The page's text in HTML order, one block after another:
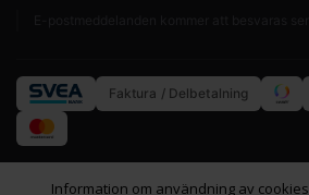
Faktura / Delbetalning
Information om användning av cookies